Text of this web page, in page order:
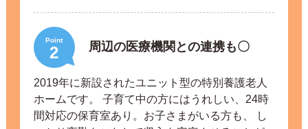
Point
2 周辺の医療機関との連携も〇
2019年に新設されたユニット型の特別養護老人
ホームです。 子育て中の方にはうれしい、24時
間対応の保育室あり。お子さまがいる方も、 し